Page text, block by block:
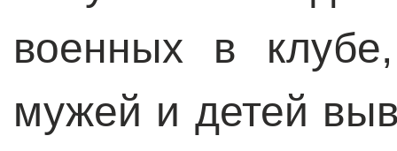
военных в
мужей и детей